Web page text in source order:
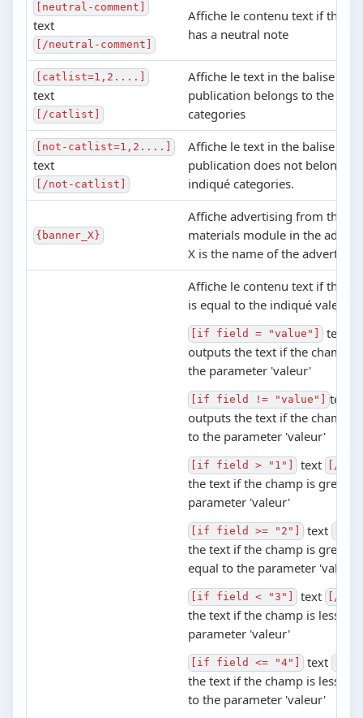
[neutral-comment]
text
[/neutral-comment]
Affiche le contenu text if the
has a neutral note
[catlist=1,2....]
text
[/catlist]
Affiche le text in the balise if
publication belongs to the
categories
[not-catlist=1,2....]
text
[/not-catlist]
Affiche le text in the balise if
publication does not belong to
indiqué categories.
{banner_X}
Affiche advertising from the
materials module in the admin
X is the name of the
Affiche le contenu text if the
is equal to the indiqué valeur.
[if field = "value"] text
outputs the text if the champ
the parameter 'valeur'
[if field != "value"] text
outputs the text if the champ
to the parameter 'valeur'
[if field > "1"] text [/if]
the text if the champ is greater
parameter 'valeur'
[if field >= "2"] text
the text if the champ is greater
equal to the parameter 'valeur'
[if field < "3"] text [/if]
the text if the champ is less
parameter 'valeur'
[if field <= "4"] text
the text if the champ is less
to the parameter 'valeur'